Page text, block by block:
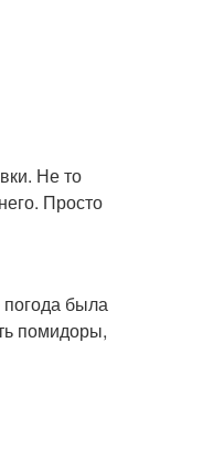
Не то
Просто
погода была
помидоры,